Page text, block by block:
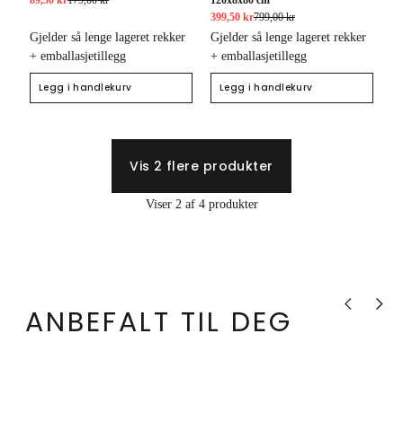
+ emballasjetillegg
Gjelder så lenge lageret rekker
Legg i handlekurv
399,50 kr799,00 kr
+ emballasjetillegg
Gjelder så lenge lageret rekker
Legg i handlekurv
Vis 2 flere produkter
Viser 2 af 4 produkter
ANBEFALT TIL DEG Vis forrige
Vis